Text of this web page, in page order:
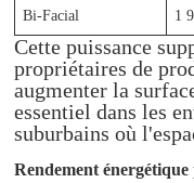
Bi-Facial 1
Cette puissance
propriétaires de
augmenter la
essentiel dans les
suburbains où
Rendement